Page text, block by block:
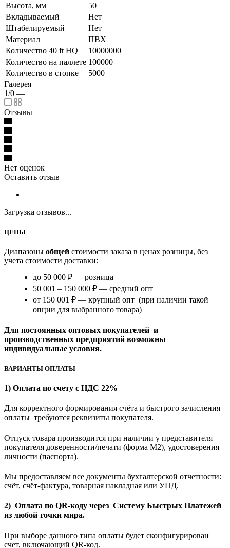
Высота, мм
50
Вкладываемый
Нет
Штабелируемый
Нет
Материал
ПВХ
Количество 40 ft HQ
10000000
Количество на паллете 100000
Количество в стопке
5000
Галерея
1/0 —
Отзывы
Нет оценок
Оставить отзыв
Загрузка отзывов...
ЦЕНЫ
Диапазоны общей стоимости заказа в ценах розницы, без
учета стоимости доставки:
до 50 000 ₽ — розница
50 001 – 150 000 ₽ — средний опт
от 150 001 ₽ — крупный опт (при наличии такой
опции для выбранного товара)
Для постоянных оптовых покупателей и
производственных предприятий возможны
индивидуальные условия.
ВАРИАНТЫ ОПЛАТЫ
1) Оплата по счету с НДС 22%
Для корректного формирования счёта и быстрого зачисления
оплаты требуются реквизиты покупателя.
Отпуск товара производится при наличии у представителя
покупателя доверенности/печати (форма M2), удостоверения
личности (паспорта).
Мы предоставляем все документы бухгалтерской отчетности:
счёт, счёт-фактура, товарная накладная или УПД.
2) Оплата по QR-коду через Систему Быстрых Платежей
из любой точки мира.
При выборе данного типа оплаты будет сконфигурирован
счет, включающий QR-код.